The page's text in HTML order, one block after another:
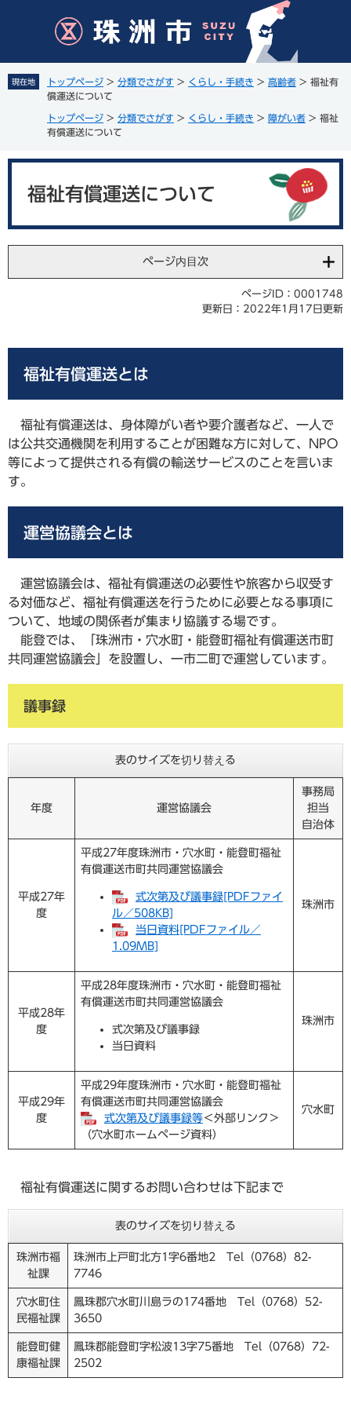
先
頭
を
飛
本
現在地 トップページ > 分類でさがす > くらし・手続き > 高齢者 > 福祉有
償運送について
トップページ > 分類でさがす > くらし・手続き > 障がい者 > 福祉
有償運送について
福祉有償運送について
ページ内目次
ページID：0001748
更新日：2022年1月17日更新
福祉有償運送とは
福祉有償運送は、身体障がい者や要介護者など、一人で
は公共交通機関を利用することが困難な方に対して、NPO
等によって提供される有償の輸送サービスのことを言いま
す。
運営協議会とは
運営協議会は、福祉有償運送の必要性や旅客から収受す
る対価など、福祉有償運送を行うために必要となる事項に
ついて、地域の関係者が集まり協議する場です。
能登では、「珠洲市・穴水町・能登町福祉有償運送市町
共同運営協議会」を設置し、一市二町で運営しています。
議事録
表のサイズを切り替える
年度 運営協議会
事務局
担当
自治体
平成27年
度
平成27年度珠洲市・穴水町・能登町福祉
有償運送市町共同運営協議会
式次第及び議事録[PDFファイ
ル／508KB]
当日資料[PDFファイル／
1.09MB]
珠洲市
平成28年
度
平成28年度珠洲市・穴水町・能登町福祉
有償運送市町共同運営協議会
式次第及び議事録
当日資料
珠洲市
平成29年
度
平成29年度珠洲市・穴水町・能登町福祉
有償運送市町共同運営協議会
式次第及び議事録等＜外部リンク＞
（穴水町ホームページ資料）
穴水町
福祉有償運送に関するお問い合わせは下記まで
表のサイズを切り替える
珠洲市福
祉課
珠洲市上戸町北方1字6番地2 Tel（0768）82-
7746
穴水町住
民福祉課
鳳珠郡穴水町川島ラの174番地 Tel（0768）52-
3650
能登町健
康福祉課
鳳珠郡能登町字松波13字75番地 Tel（0768）72-
2502